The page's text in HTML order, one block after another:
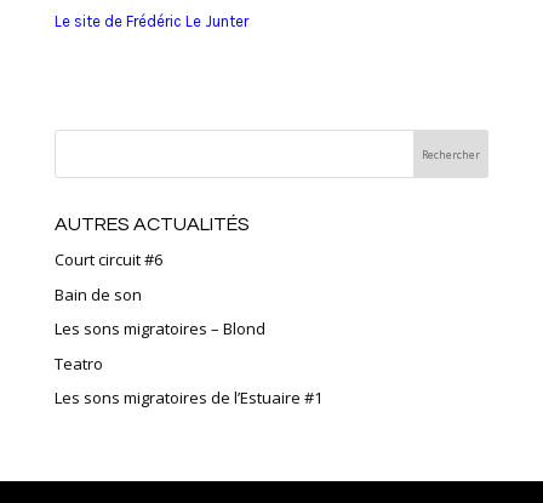
Le site de Frédéric Le Junter
AUTRES ACTUALITÉS
Court circuit #6
Bain de son
Les sons migratoires – Blond
Teatro
Les sons migratoires de l’Estuaire #1